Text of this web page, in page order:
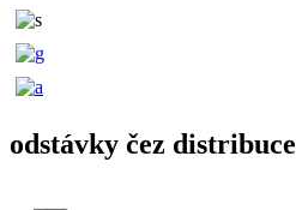
odstávky čez distribuce